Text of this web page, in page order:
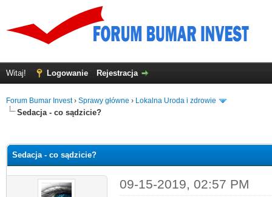
Witaj! Logowanie Rejestracja
Forum Bumar Invest› Sprawy główne › Lokalna Uroda i zdrowie
Sedacja - co sądzicie?
Sedacja - co sądzicie?
09-15-2019, 02:57 PM